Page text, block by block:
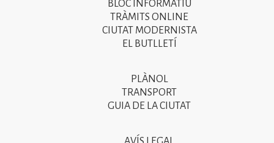
BLOC INFORMATIU
TRÀMITS ONLINE
CIUTAT MODERNISTA
EL BUTLLETÍ
PLÀNOL
TRANSPORT
GUIA DE LA CIUTAT